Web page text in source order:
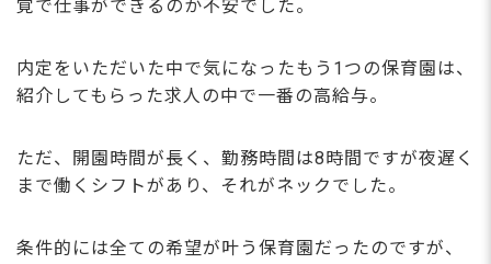
覚で仕事ができるのか不安でした。
内定をいただいた中で気になったもう1つの保育園は、
紹介してもらった求人の中で一番の高給与。
ただ、開園時間が長く、勤務時間は8時間ですが夜遅く
まで働くシフトがあり、それがネックでした。
条件的には全ての希望が叶う保育園だったのですが、